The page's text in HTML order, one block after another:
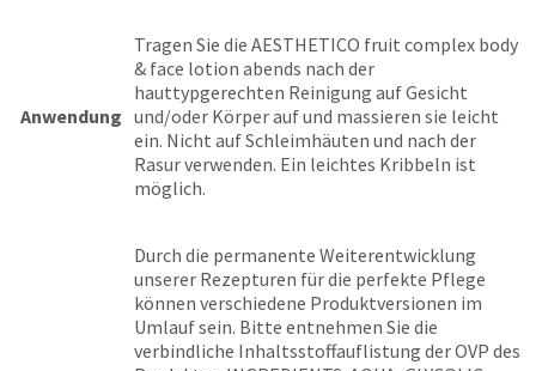
Anwendung
Tragen Sie die AESTHETICO fruit complex body
& face lotion abends nach der
hauttypgerechten Reinigung auf Gesicht
und/oder Körper auf und massieren sie leicht
ein. Nicht auf Schleimhäuten und nach der
Rasur verwenden. Ein leichtes Kribbeln ist
möglich.
Durch die permanente Weiterentwicklung
unserer Rezepturen für die perfekte Pflege
können verschiedene Produktversionen im
Umlauf sein. Bitte entnehmen Sie die
verbindliche Inhaltsstoffauflistung der OVP des